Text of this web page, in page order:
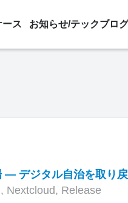
ース お知らせ/テックブロ
デジタル自治を取り
, Nextcloud, Release